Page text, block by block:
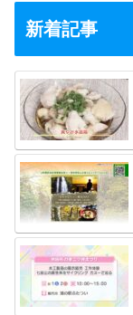
新着記事